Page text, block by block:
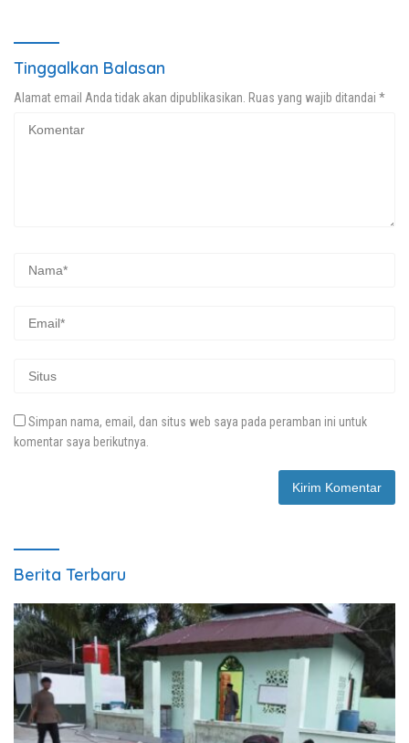
Tinggalkan Balasan
Alamat email Anda tidak akan dipublikasikan. Ruas yang wajib ditandai *
Simpan nama, email, dan situs web saya pada peramban ini untuk
komentar saya berikutnya.
Berita Terbaru